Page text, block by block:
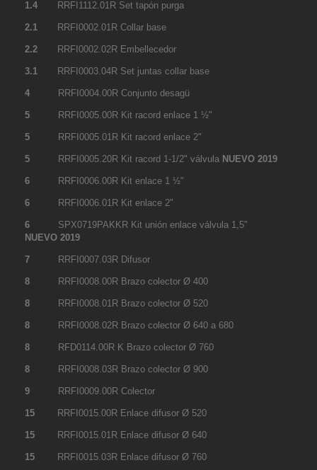
1.4 RRFI1112.01R Set tapón purga
2.1 RRFI0002.01R Collar base
2.2 RRFI0002.02R Embellecedor
3.1 RRFI0003.04R Set juntas collar base
4 RRFI0004.00R Conjunto desagü
5 RRFI0005.00R Kit racord enlace 1 ½"
5 RRFI0005.01R Kit racord enlace 2"
5 RRFI0005.20R Kit racord 1-1/2" válvula NUEVO 2019
6 RRFI0006.00R Kit enlace 1 ½"
6 RRFI0006.01R Kit enlace 2"
6 SPX0719PAKKR Kit unión enlace válvula 1,5"
NUEVO 2019
7 RRFI0007.03R Difusor
8 RRFI0008.00R Brazo colector Ø 400
8 RRFI0008.01R Brazo colector Ø 520
8 RRFI0008.02R Brazo colector Ø 640 a 680
8 RFD0114.00R K Brazo colector Ø 760
8 RRFI0008.03R Brazo colector Ø 900
9 RRFI0009.00R Colector
15 RRFI0015.00R Enlace difusor Ø 520
15 RRFI0015.01R Enlace difusor Ø 640
15 RRFI0015.03R Enlace difusor Ø 760